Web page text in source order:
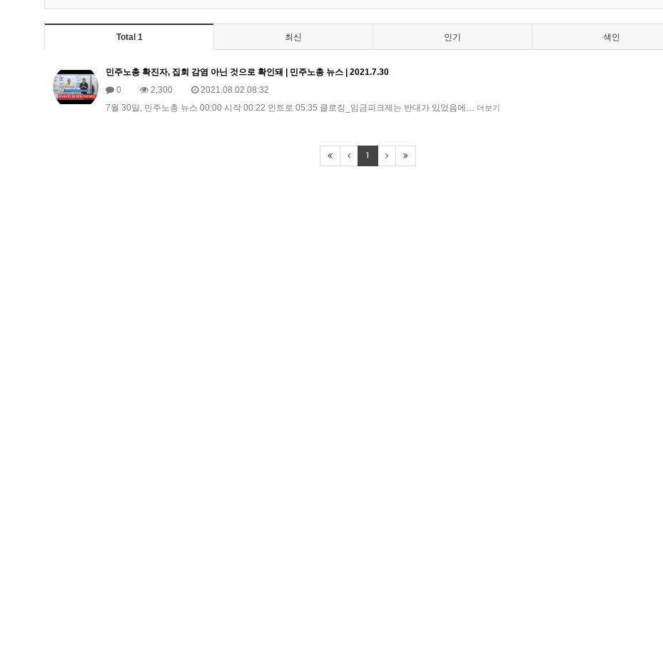
Total 1 최신 인기 색인
민주노총 확진자, 집회 감염 아닌 것으로 확인돼 | 민주노총 뉴스 | 2021.7.30
0
2,300
2021.08.02 08:32
7월 30일, 민주노총 뉴스 00:00 시작 00:22 인트로 05:35 클로징_임금피크제는 반대가 있었음에… 더보기
1